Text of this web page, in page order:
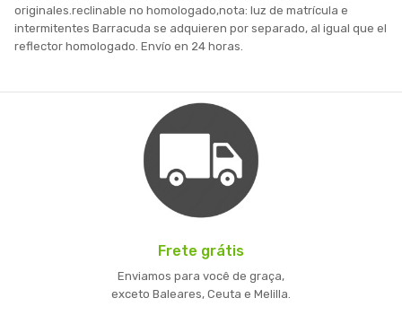
originales.reclinable no homologado,nota: luz de matrícula e
intermitentes Barracuda se adquieren por separado, al igual que el
reflector homologado. Envío en 24 horas.
Frete grátis
Enviamos para você de graça,
exceto Baleares, Ceuta e Melilla.